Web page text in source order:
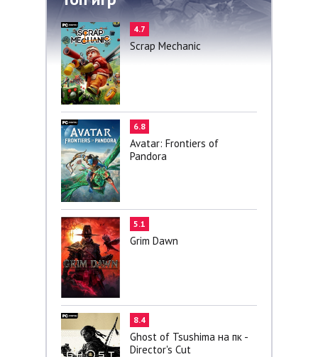
4.7
Scrap Mechanic
6.8
Avatar: Frontiers of
Pandora
5.1
Grim Dawn
8.4
Ghost of Tsushima на пк -
Director's Cut